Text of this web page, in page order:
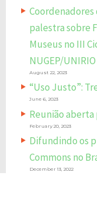
Coordenadores
palestra sobre
Museus no III
NUGEP/UNIRIO
August 22, 2023
“Uso Justo”:
June 6, 2023
Reunião aberta
February 20, 2023
Difundindo os
Commons no
December 13, 2022